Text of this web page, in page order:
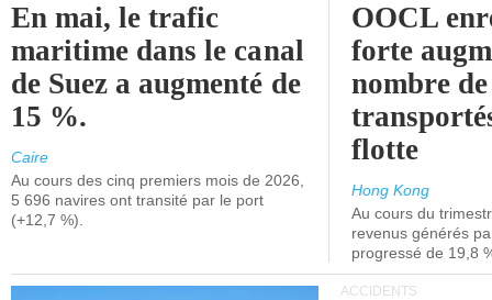
En mai, le trafic
maritime dans le canal
de Suez a augmenté de
15 %.
Caire
Au cours des cinq premiers mois de 2026,
5 696 navires ont transité par le port
(+12,7 %).
OOCL
forte
nombre
flotte
Hong Kong
Au cours du
revenus générés
progressé de 19,8
ACCIDENTS